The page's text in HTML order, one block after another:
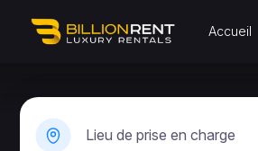
Accueil
Lieu de prise en charge